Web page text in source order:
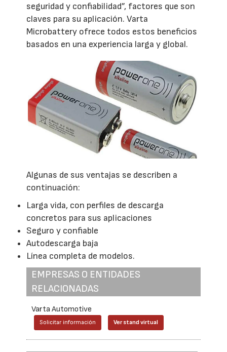
seguridad y confiabilidad”, factores que son
claves para su aplicación. Varta
Microbattery ofrece todos estos beneficios
basados en una experiencia larga y global.
Algunas de sus ventajas se describen a
continuación:
Larga vida, con perfiles de descarga
concretos para sus aplicaciones
Seguro y confiable
Autodescarga baja
Línea completa de modelos.
EMPRESAS O ENTIDADES
RELACIONADAS
Varta Automotive
Solicitar información Ver stand virtual